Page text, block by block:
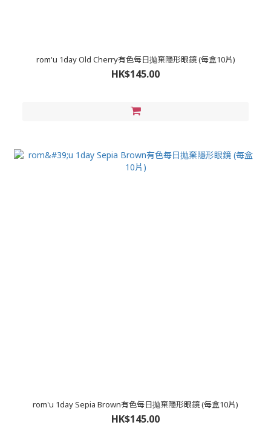
rom'u 1day Old Cherry有色每日抛棄隱形眼鏡 (每盒10片)
HK$145.00
rom'u 1day Sepia Brown有色每日抛棄隱形眼鏡 (每盒10片)
HK$145.00